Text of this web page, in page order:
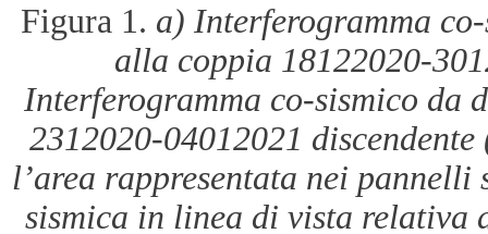
Figura 1. a) Interferogramma
alla coppia 18122020-
Interferogramma co-sismico da
2312020-04012021
l’area rappresentata nei
sismica in linea di vista relativa